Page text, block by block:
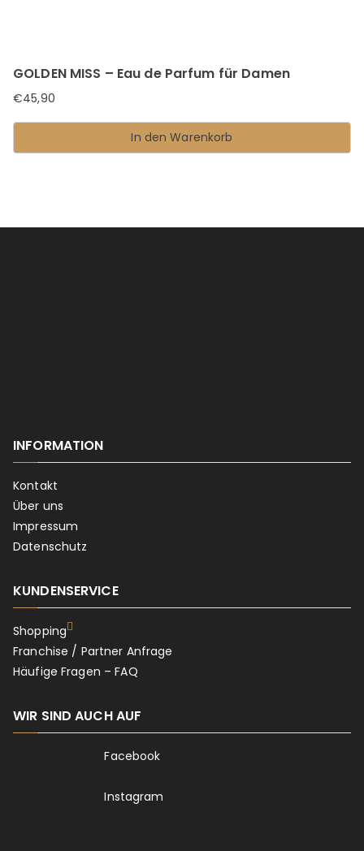
GOLDEN MISS – Eau de Parfum für Damen
€45,90
In den Warenkorb
INFORMATION
Kontakt
Über uns
Impressum
Datenschutz
KUNDENSERVICE
Shopping
Franchise / Partner Anfrage
Häufige Fragen – FAQ
WIR SIND AUCH AUF
Facebook
Instagram